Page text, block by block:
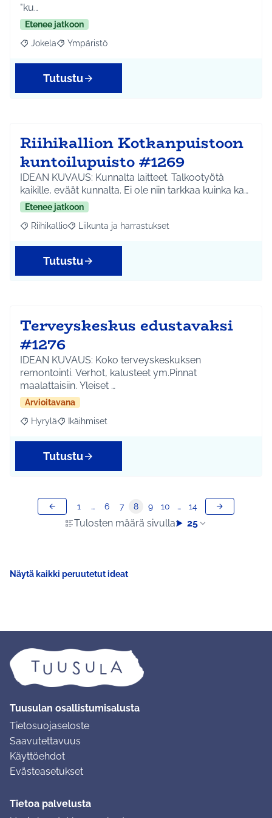
"ku…
Etenee jatkoon
Rajaa tulokset aihepiirin mukaan: Jokela
Jokela Rajaa tulokset teeman mukaan: Ympäristö
Ympäristö
Tutustu
Riihikallion Kotkanpuistoon
kuntoilupuisto #1269
IDEAN KUVAUS: Kunnalta laitteet. Talkootyötä
kaikille, eväät kunnalta. Ei ole niin tarkkaa kuinka ka…
Etenee jatkoon
Rajaa tulokset aihepiirin mukaan: Riihikallio
Riihikallio Rajaa tulokset teeman mukaan: Liikunta ja
Liikunta ja harrastukset
Tutustu
Terveyskeskus edustavaksi
#1276
IDEAN KUVAUS: Koko terveyskeskuksen
remontointi. Verhot, kalusteet ym.Pinnat
maalattaisiin. Yleiset …
Arvioitavana
Rajaa tulokset aihepiirin mukaan: Hyrylä
Hyrylä Rajaa tulokset teeman mukaan: Ikäihmiset
Ikäihmiset
Tutustu
Tulosten määrä sivulla: 25
1 … 6 7 8 9 10 … 14
Näytä kaikki peruutetut ideat
Tuusulan osallistumisalusta
Tietosuojaseloste
Saavutettavuus
Käyttöehdot
Evästeasetukset
Tietoa palvelusta